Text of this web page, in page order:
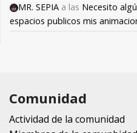
MR. SEPIA a las Necesito
espacios publicos mis
Comunidad
Actividad de la comunidad